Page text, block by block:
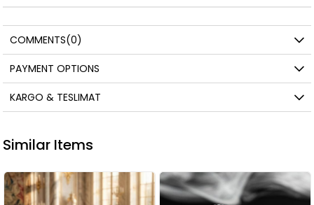
COMMENTS(0)
PAYMENT OPTIONS
KARGO & TESLIMAT
Similar Items